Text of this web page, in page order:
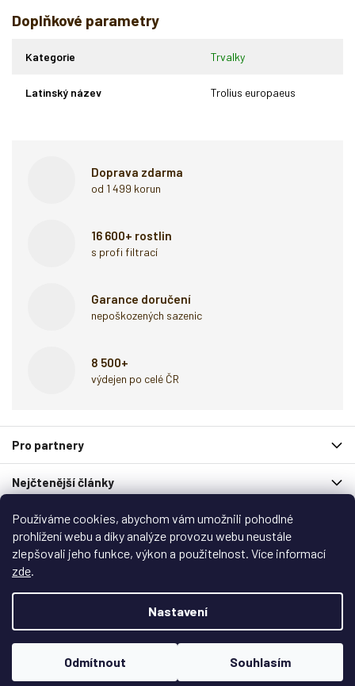
Používáme cookies, abychom vám umožnili pohodlné
prohlížení webu a díky analýze provozu webu neustále
zlepšovali jeho funkce, výkon a použitelnost. Více informací
zde.
Nastavení
Odmítnout Souhlasím
Doplňkové parametry
Kategorie Trvalky
Latinský název Trolius europaeus
Doprava zdarma
od 1 499 korun
16 600+ rostlin
s profi filtrací
Garance doručení
nepoškozených sazenic
8 500+
výdejen po celé ČR
p
t
Pro partnery
Nejčtenější články
Spolupracují s námi
Zákaznický servis
Upravit nastavení cookies